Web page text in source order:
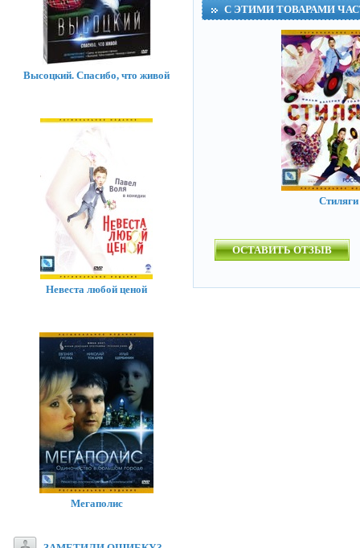
С ЭТИМИ ТОВАРАМИ
Стиляги
ОСТАВИТЬ ОТЗЫВ
Высоцкий. Спасибо, что живой
Невеста любой ценой
Мегаполис